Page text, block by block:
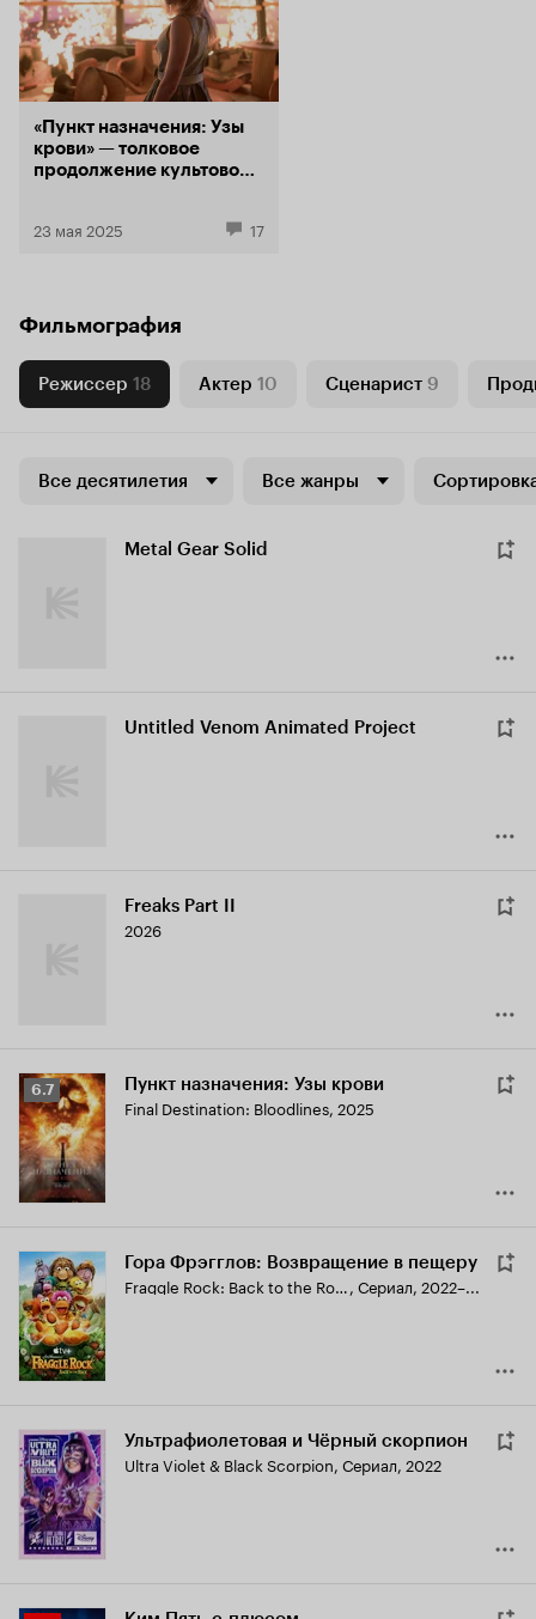
«Пункт назначения: Узы
крови» — толковое
продолжение культовой
23 мая 2025 17
Фильмография
Режиссер 18 Актер 10 Сценарист 9
Все десятилетия Все жанры
Metal Gear Solid
Untitled Venom Animated Project
Freaks Part II
2026
Рейтинг
Кинопоиска
6.7
6.7 Пункт назначения: Узы крови
Final Destination: Bloodlines, 2025
Гора Фрэгглов: Возвращение в пещеру
Fraggle Rock: Back to the Rock, Сериал, 2022–...
Ультрафиолетовая и Чёрный скорпион
Ultra Violet & Black Scorpion, Сериал, 2022